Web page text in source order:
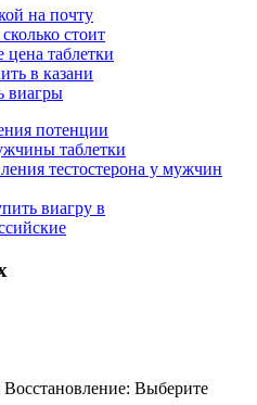
на почту
стоит
таблетки
в казани
виагры
потенции
таблетки
тестостерона у мужчин
виагру в
Выберите